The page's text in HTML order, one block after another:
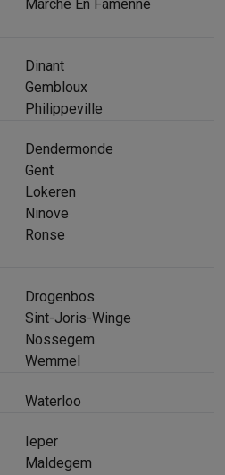
Marche En Famenne
Dinant
Gembloux
Philippeville
Dendermonde
Gent
Lokeren
Ninove
Ronse
Drogenbos
Sint-Joris-Winge
Nossegem
Wemmel
Waterloo
Ieper
Maldegem